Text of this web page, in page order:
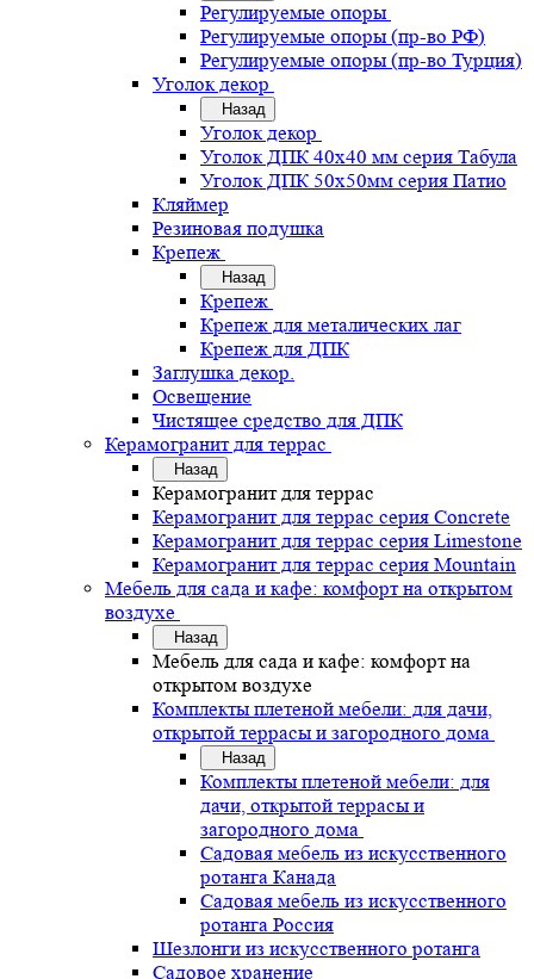
Регулируемые опоры
Регулируемые опоры (пр-во РФ)
Регулируемые опоры (пр-во Турция)
Уголок декор
Назад
Уголок декор
Уголок ДПК 40х40 мм серия Табула
Уголок ДПК 50х50мм серия Патио
Кляймер
Резиновая подушка
Крепеж
Назад
Крепеж
Крепеж для металических лаг
Крепеж для ДПК
Заглушка декор.
Освещение
Чистящее средство для ДПК
Керамогранит для террас
Назад
Керамогранит для террас
Керамогранит для террас серия Concrete
Керамогранит для террас серия Limestone
Керамогранит для террас серия Mountain
Мебель для сада и кафе: комфорт на открытом
воздухе
Назад
Мебель для сада и кафе: комфорт на
открытом воздухе
Комплекты плетеной мебели: для дачи,
открытой террасы и загородного дома
Назад
Комплекты плетеной мебели: для
дачи, открытой террасы и
загородного дома
Садовая мебель из искусственного
ротанга Канада
Садовая мебель из искусственного
ротанга Россия
Шезлонги из искусственного ротанга
Садовое хранение